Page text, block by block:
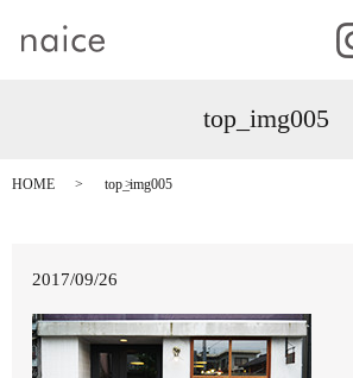
top_img005
HOME top_img005
2017/09/26